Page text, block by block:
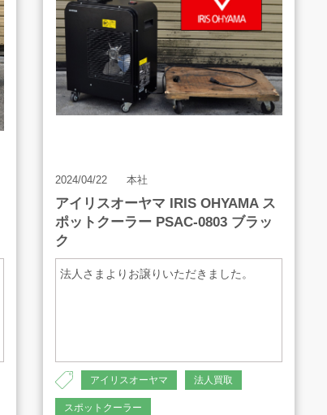
販売のご案内
2024/04/22 本社
アイリスオーヤマ IRIS OHYAMA ス
ポットクーラー PSAC-0803 ブラッ
ク
法人さまよりお譲りいただきました。
アイリスオーヤマ 法人買取
スポットクーラー